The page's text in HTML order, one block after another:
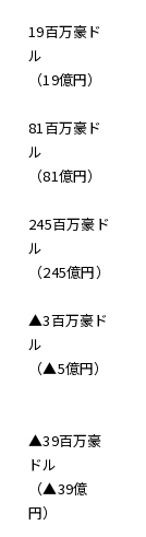
19百万豪ド
ル
（19億円）
81百万豪ド
ル
（81億円）
245百万豪ド
ル
（245億円）
▲3百万豪ド
ル
（▲5億円）
▲39百万豪
ドル
（▲39億
円）